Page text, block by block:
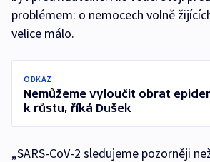
problémem: o nemocech volně
velice málo.
ODKAZ
Nemůžeme vyloučit obrat
k růstu, říká Dušek
„SARS-CoV-2 sledujeme pozorněji